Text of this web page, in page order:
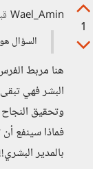
1
Wael_Amin
السؤال
هنا مربط
البشر فهي
وتحقيق
فماذا سينفع
بالمدير البشري!!